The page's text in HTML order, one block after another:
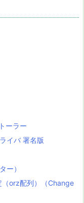
ーラー
イバ 署名版
ー）
（orz配列）（Change